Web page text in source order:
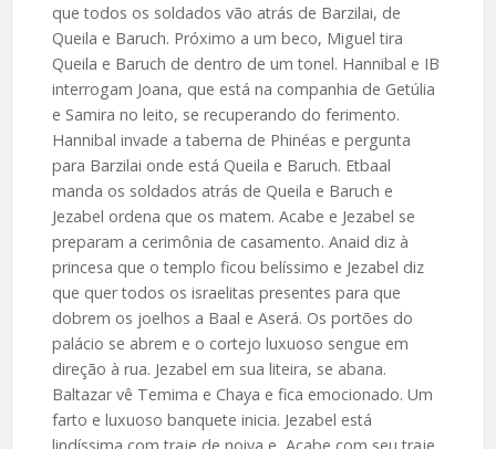
que todos os soldados vão atrás de Barzilai, de
Queila e Baruch. Próximo a um beco, Miguel tira
Queila e Baruch de dentro de um tonel. Hannibal e IB
interrogam Joana, que está na companhia de Getúlia
e Samira no leito, se recuperando do ferimento.
Hannibal invade a taberna de Phinéas e pergunta
para Barzilai onde está Queila e Baruch. Etbaal
manda os soldados atrás de Queila e Baruch e
Jezabel ordena que os matem. Acabe e Jezabel se
preparam a cerimônia de casamento. Anaid diz à
princesa que o templo ficou belíssimo e Jezabel diz
que quer todos os israelitas presentes para que
dobrem os joelhos a Baal e Aserá. Os portões do
palácio se abrem e o cortejo luxuoso sengue em
direção à rua. Jezabel em sua liteira, se abana.
Baltazar vê Temima e Chaya e fica emocionado. Um
farto e luxuoso banquete inicia. Jezabel está